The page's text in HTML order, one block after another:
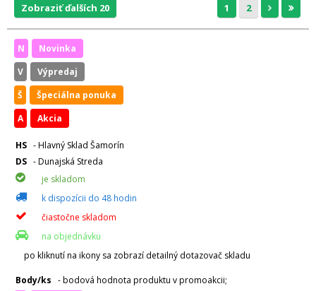
Zobraziť ďalších 20 1 2
N
Novinka
V
Výpredaj
Š
Špeciálna ponuka
A
Akcia
HS - Hlavný Sklad Šamorín
DS - Dunajská Streda
je skladom
k dispozícii do 48 hodin
čiastočne skladom
na objednávku
po kliknutí na ikony sa zobrazí detailný dotazovač skladu
Body/ks - bodová hodnota produktu v promoakcii;